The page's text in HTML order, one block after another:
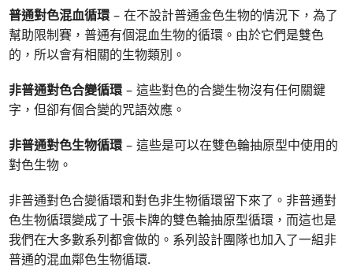
普通對色混血循環– 在不設計普通金色生物的情況下，為了
幫助限制賽，普通有個混血生物的循環。由於它們是雙色
的，所以會有相關的生物類別。
非普通對色合變循環– 這些對色的合變生物沒有任何關鍵
字，但卻有個合變的咒語效應。
非普通對色生物循環– 這些是可以在雙色輪抽原型中使用的
對色生物。
非普通對色合變循環和對色非生物循環留下來了。非普通對
色生物循環變成了十張卡牌的雙色輪抽原型循環，而這也是
我們在大多數系列都會做的。系列設計團隊也加入了一組非
普通的混血鄰色生物循環.